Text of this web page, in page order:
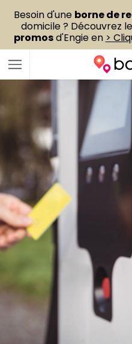
Besoin d'une borne de
domicile ? Découvrez
promosd'Engie en >